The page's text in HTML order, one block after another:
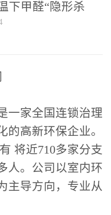
下甲醛“隐形杀
的家安全吗？
一家全国连锁治理
的高新环保企业。
将近710多家分支
人。公司以室内环
主导方向，专业从